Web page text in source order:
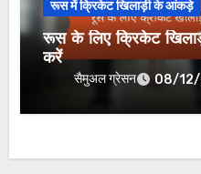
रूस में क्रिकेट खिलाड़ी के आंकड़े
रूस के लिए क्रिकेट
करें
सैमुअल ग्रेसन 08/